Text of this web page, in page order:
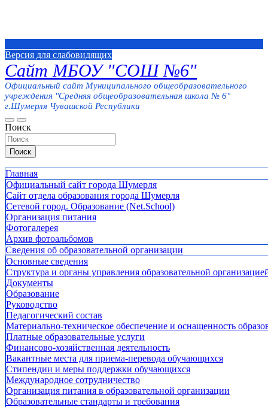
Версия для слабовидящих
Сайт МБОУ "СОШ №6"
Официальный сайт Муниципального общеобразовательного
учреждения "Средняя общеобразовательная школа № 6"
г.Шумерля Чувашской Республики
Поиск
Поиск
Главная
Официальный сайт города Шумерля
Сайт отдела образования города Шумерля
Сетевой город. Образование (Net.School)
Организация питания
Фотогалерея
Архив фотоальбомов
Сведения об образовательной организации
Основные сведения
Структура и органы управления образовательной
Документы
Образование
Руководство
Педагогический состав
Материально-техническое обеспечение и оснащенность
Платные образовательные услуги
Финансово-хозяйственная деятельность
Вакантные места для приема-перевода обучающихся
Стипендии и меры поддержки обучающихся
Международное сотрудничество
Организация питания в образовательной организации
Образовательные стандарты и требования